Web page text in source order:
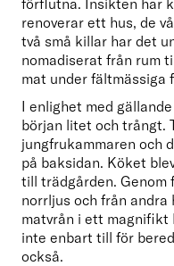
förflutna. Insikten har
renoverar ett hus, de
två små killar har det
nomadiserat från rum
mat under fältmässiga
I enlighet med
början litet och trångt.
jungfrukammaren och
på baksidan. Köket
till trädgården. Genom
norrljus och från
matvrån i ett magnifikt
inte enbart till för
också.